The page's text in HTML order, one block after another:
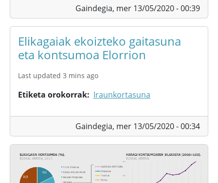
Gaindegia, mer 13/05/2020 - 00:39
Elikagaiak ekoizteko gaitasuna
eta kontsumoa Elorrion
Last updated 3 mins ago
Etiketa orokorrak Iraunkortasuna
Gaindegia, mer 13/05/2020 - 00:34